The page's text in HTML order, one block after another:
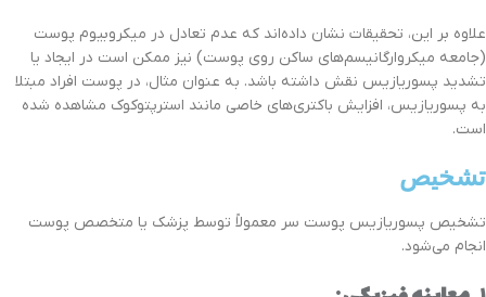
علاوه بر این، تحقیقات نشان داده‌اند که عدم تعادل در میکروبیوم پوست
(جامعه میکروارگانیسم‌های ساکن روی پوست) نیز ممکن است در ایجاد یا
تشدید پسوریازیس نقش داشته باشد. به عنوان مثال، در پوست افراد مبتلا
به پسوریازیس، افزایش باکتری‌های خاصی مانند استرپتوکوک مشاهده شده
است.
تشخیص
تشخیص پسوریازیس پوست سر معمولاً توسط پزشک یا متخصص پوست
انجام می‌شود.